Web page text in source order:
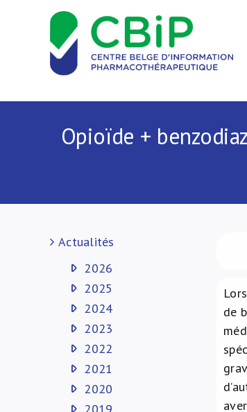
Opioïde +
de
Actualités
2026
2025
2024
2023
2022
2021
2020